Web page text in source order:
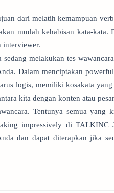
dari melatih kemampuan
mudah kehabisan kata-kata.
interviewer.
melakukan tes
Dalam menciptakan
logis, memiliki kosakata
kita dengan konten atau
Tentunya semua yang
impressively di TALKINC
dan dapat diterapkan jika